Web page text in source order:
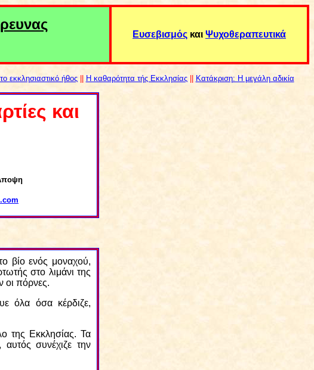
ρευνας
Ευσεβισμός και Ψυχοθεραπευτικά
εκκλησιαστικό ήθος Η καθαρότητα τής Εκκλησίας Κατάκριση: Η μεγάλη αδικία
και
βίο ενός μοναχού,
στο λιμάνι της
οι πόρνες.
όλα όσα κέρδιζε,
της Εκκλησίας. Τα
αυτός συνέχιζε την